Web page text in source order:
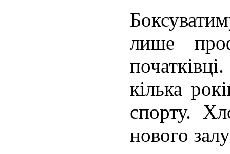
лише
кілька
спорту.
нового